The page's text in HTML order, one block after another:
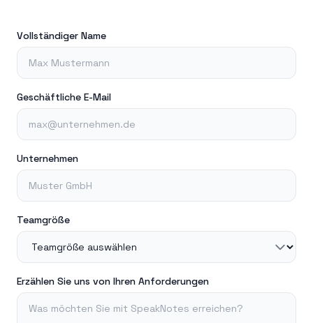
Vollständiger Name
Geschäftliche E-Mail
Unternehmen
Teamgröße
Erzählen Sie uns von Ihren Anforderungen